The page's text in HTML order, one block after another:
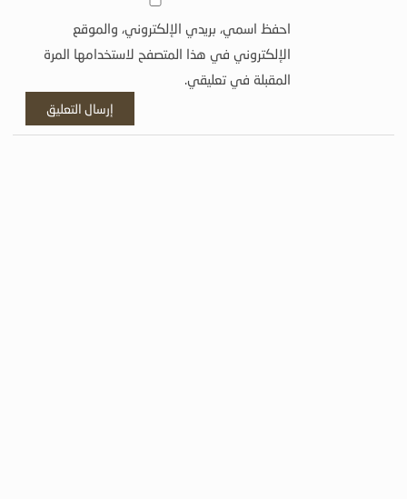
احفظ اسمي، بريدي الإلكتروني، والموقع
الإلكتروني في هذا المتصفح لاستخدامها المرة
المقبلة في تعليقي.